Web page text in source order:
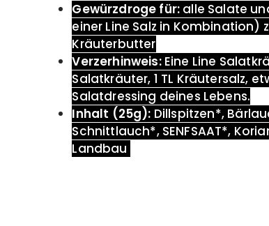
Gewürzdroge für: alle Salate
einer Line Salz in Kombination)
Kräuterbutter
Verzerhinweis: Eine Line
Salatkräuter, 1 TL Kräutersalz,
Salatdressing deines Lebens.
Inhalt (25g): Dillspitzen*,
Schnittlauch*, SENFSAAT*,
Landbau